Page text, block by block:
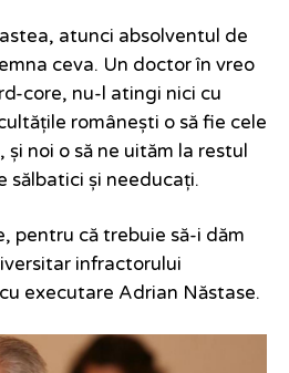
atunci absolventul de
ceva. Un doctor în vreo
core, nu-l atingi nici cu
românești o să fie cele
noi o să ne uităm la restul
sălbatici și needucați.
pentru că trebuie să-i dăm
infractorului
executare Adrian Năstase.